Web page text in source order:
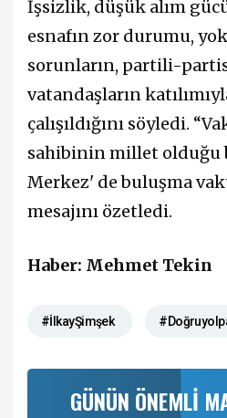
İşsizlik, düşük alım
esnafın zor durumu,
sorunların, partili-
vatandaşların
çalışıldığını söyledi.
sahibinin millet olduğu
Merkez' de buluşma
mesajını özetledi.
Haber: Mehmet Tekin
#İlkayŞimşek
GÜNÜN ÖNEMLİ